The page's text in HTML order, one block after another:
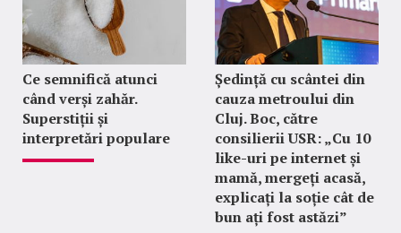
Ce semnifică atunci
când verși zahăr.
Superstiții și
interpretări populare
Ședință cu scântei din
cauza metroului din
Cluj. Boc, către
consilierii USR: „Cu 10
like-uri pe internet și
mamă, mergeți acasă,
explicați la soție cât de
bun ați fost astăzi”